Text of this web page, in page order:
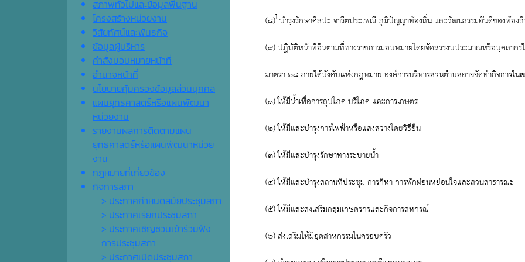
สภาพทั่วไปและข้อมูลพื้นฐาน
โครงสร้างหน่วยงาน
วิสัยทัศน์และพันธกิจ
ข้อมูลผู้บริหาร
คำสั่งมอบหมายหน้าที่
อำนาจหน้าที่
นโยบายคุ้มครองข้อมูลส่วนบุคคล
แผนยุทธศาสตร์หรือแผนพัฒนา
หน่วยงาน
รายงานผลการติดตามแผน
ยุทธศาสตร์หรือแผนพัฒนาหน่วย
งาน
กฎหมายที่เกี่ยวข้อง
กิจการสภา
> ประกาศกำหนดสมัยประชุมสภา
> ประกาศเรียกประชุมสภา
> ประกาศเชิญชวนเข้าร่วมฟัง
การประชุมสภา
> ประกาศเปิดประชุมสภา
(๘)] บำรุงรักษาศิลปะ จารีตประเพณี ภูมิปัญญาท้องถิ่น และวัฒนธรรมอันดีของท้อง
(๙) ปฏิบัติหน้าที่อื่นตามที่ทางราชการมอบหมายโดยจัดสรรงบประมาณหรือบุคลากร
มาตรา ๖๘ ภายใต้บังคับแห่งกฎหมาย องค์การบริหารส่วนตำบลอาจจัดทำกิจการใน
(๑) ให้มีน้ำเพื่อการอุปโภค บริโภค และการเกษตร
(๒) ให้มีและบำรุงการไฟฟ้าหรือแสงสว่างโดยวิธีอื่น
(๓) ให้มีและบำรุงรักษาทางระบายน้ำ
(๔) ให้มีและบำรุงสถานที่ประชุม การกีฬา การพักผ่อนหย่อนใจและสวนสาธารณะ
(๕) ให้มีและส่งเสริมกลุ่มเกษตรกรและกิจการสหกรณ์
(๖) ส่งเสริมให้มีอุตสาหกรรมในครอบครัว